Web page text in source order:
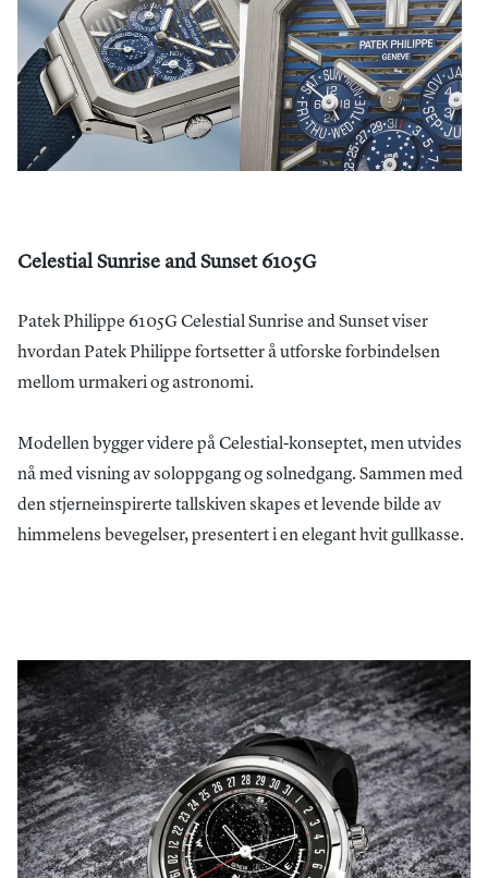
Celestial Sunrise and Sunset 6105G
Patek Philippe 6105G Celestial Sunrise and Sunset viser
hvordan Patek Philippe fortsetter å utforske forbindelsen
mellom urmakeri og astronomi.
Modellen bygger videre på Celestial-konseptet, men utvides
nå med visning av soloppgang og solnedgang. Sammen med
den stjerneinspirerte tallskiven skapes et levende bilde av
himmelens bevegelser, presentert i en elegant hvit gullkasse.